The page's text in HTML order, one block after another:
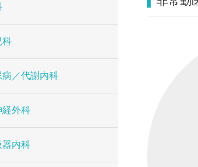
科
病／代謝内科
経外科
器内科